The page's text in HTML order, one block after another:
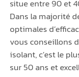
situe entre 90 et
Dans la majorité
optimales
vous conseillons
isolant, c’est le
sur 50 ans et